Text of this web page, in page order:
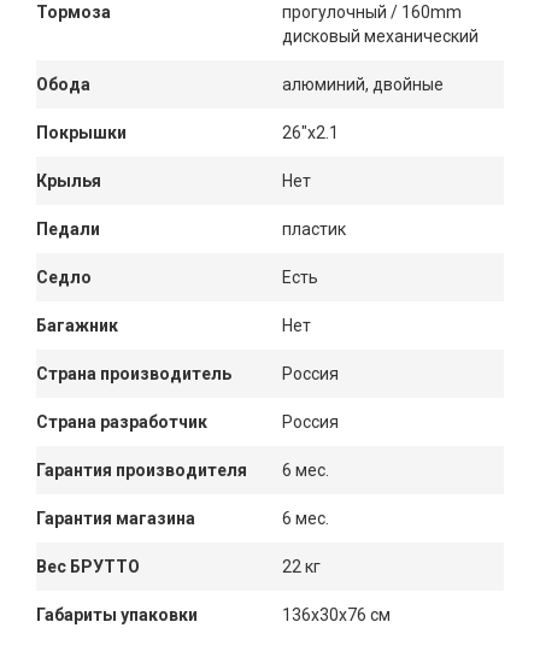
Тормоза
прогулочный / 160mm
дисковый механический
Обода алюминий, двойные
Покрышки 26"x2.1
Крылья Нет
Педали пластик
Седло Есть
Багажник Нет
Страна производитель Россия
Страна разработчик Россия
Гарантия производителя 6 мес.
Гарантия магазина 6 мес.
Вес БРУТТО 22 кг
Габариты упаковки 136x30x76 см